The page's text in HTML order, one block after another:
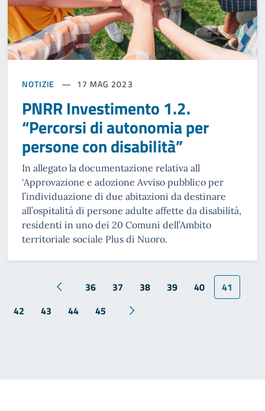
NOTIZIE 17 MAG 2023
PNRR Investimento 1.2.
“Percorsi di autonomia per
persone con disabilità”
In allegato la documentazione relativa all
‘Approvazione e adozione Avviso pubblico per
l’individuazione di due abitazioni da destinare
all’ospitalità di persone adulte affette da disabilità,
residenti in uno dei 20 Comuni dell’Ambito
territoriale sociale Plus di Nuoro.
36 37 38 39 40
41
42
43 44 45